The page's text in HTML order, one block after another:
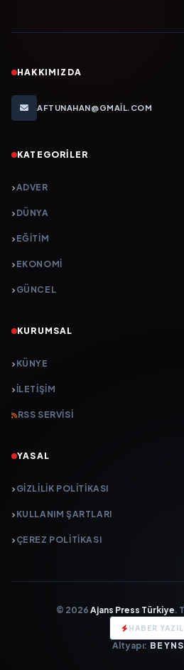
HAKKIMIZDA
AFTUNAHAN@GMAIL.COM
KATEGORILER
ADVER
DÜNYA
EĞİTİM
EKONOMİ
GÜNCEL
KURUMSAL
KÜNYE
İLETIŞIM
RSS SERVISI
YASAL
GIZLILIK POLITIKASI
KULLANIM ŞARTLARI
ÇEREZ POLITIKASI
© 2026 Ajans Press Türkiye.
HABER
Altyapı: